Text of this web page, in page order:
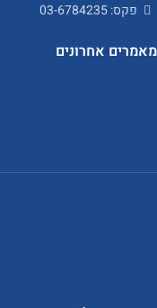
פקס: 03-6784235
מאמרים אחרונים